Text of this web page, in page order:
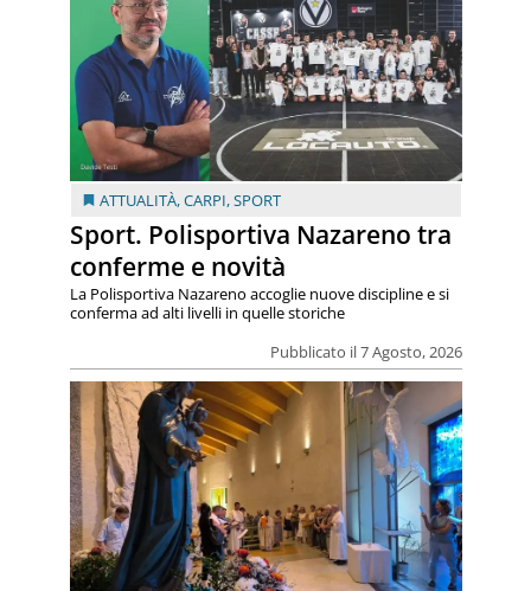
ATTUALITÀ,CARPI,SPORT
Sport. Polisportiva Nazareno tra
conferme e novità
Pubblicato il 7 Agosto, 2026
La Polisportiva Nazareno accoglie nuove discipline e si
conferma ad alti livelli in quelle storiche